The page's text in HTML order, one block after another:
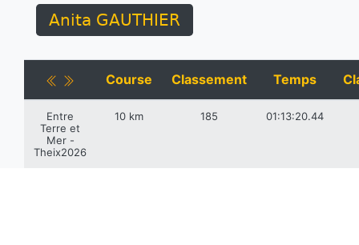
Anita GAUTHIER
Course Classement Temps
Entre
Terre et
Mer -
Theix2026
10 km 185 01:13:20.44